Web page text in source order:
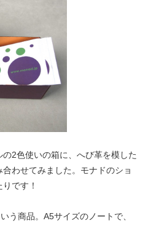
2色使いの箱に、へび革を模した
わせてみました。モナドのショ
です！
う商品。A5サイズのノートで、